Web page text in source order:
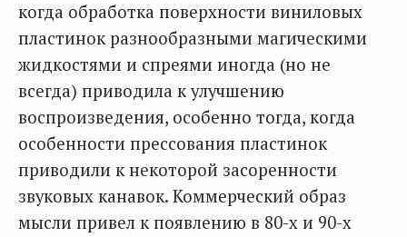
когда обработка поверхности виниловых
пластинок разнообразными магическими
жидкостями и спреями иногда (но не
всегда) приводила к улучшению
воспроизведения, особенно тогда, когда
особенности прессования пластинок
приводили к некоторой засоренности
звуковых канавок. Коммерческий образ
мысли привел к появлению в 80-х и 90-х